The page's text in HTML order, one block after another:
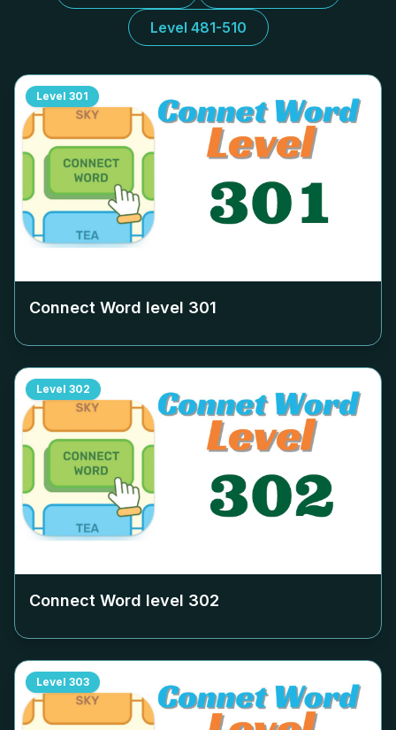
Level 481-510
Level 301
Connect Word level 301
Level 302
Connect Word level 302
Level 303